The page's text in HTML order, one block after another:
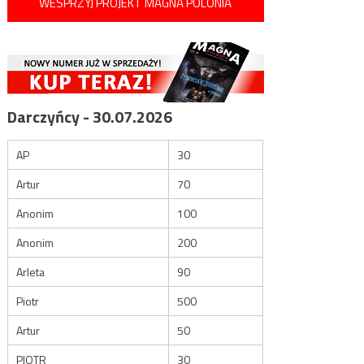
Darczyńcy - 30.07.2026
AP
30
Artur
70
Anonim
100
Anonim
200
Arleta
90
Piotr
500
Artur
50
PIOTR
30